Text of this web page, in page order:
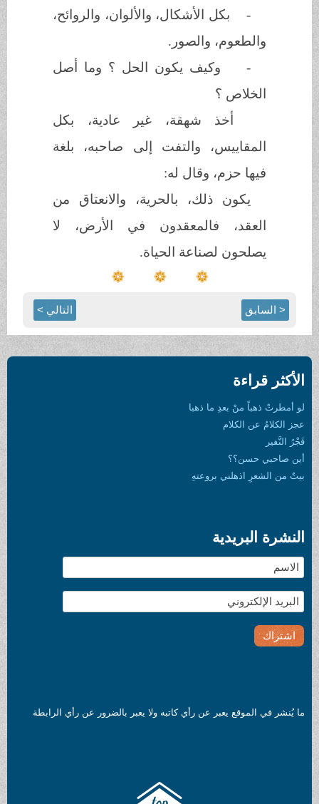
بكل الأشكال، والألوان، والروائح،
والطعوم، والصور.
وكيف يكون الحل ؟ وما أصل
الخلاص ؟
أخذ شهقة، غير عادية، بكل
المقاييس، والتفت إلى صاحبه، بلغة
فيها حزم، وقال له:
يكون ذلك، بالحرية، والانعتاق من
العقد، فالمعقدون في الأرض، لا
يصلحون لصناعة الحياة.
< السابق التالي >
الأكثر قراءة
لو أمطرتْ ذهباً منْ بعدِ ما ذهبا
عجز الكلامُ عن الكلام
فَجْرُ النَّفير
أين صاحبي حسن؟؟
بيتٌ من الشعرِ اذهلني بروعتهِ
النشرة البريدية
ما يُنشر في الموقع يعبر عن رأي كاتبه ولا يعبر بالضرور عن رأي الرابطة